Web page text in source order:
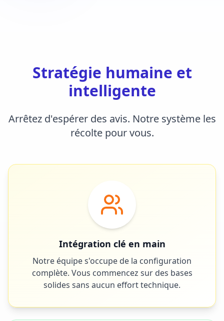
Stratégie humaine et
intelligente
Arrêtez d'espérer des avis. Notre système les
récolte pour vous.
Intégration clé en main
Notre équipe s'occupe de la configuration
complète. Vous commencez sur des bases
solides sans aucun effort technique.